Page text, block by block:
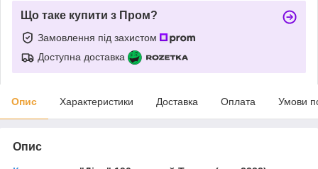
Що таке купити з Пром?
Замовлення під захистом
Доступна доставка
Опис Характеристики Доставка Оплата Умови
Опис